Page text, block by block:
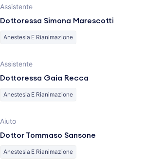
Assistente
Dottoressa Simona Marescotti
Anestesia E Rianimazione
Assistente
Dottoressa Gaia Recca
Anestesia E Rianimazione
Aiuto
Dottor Tommaso Sansone
Anestesia E Rianimazione